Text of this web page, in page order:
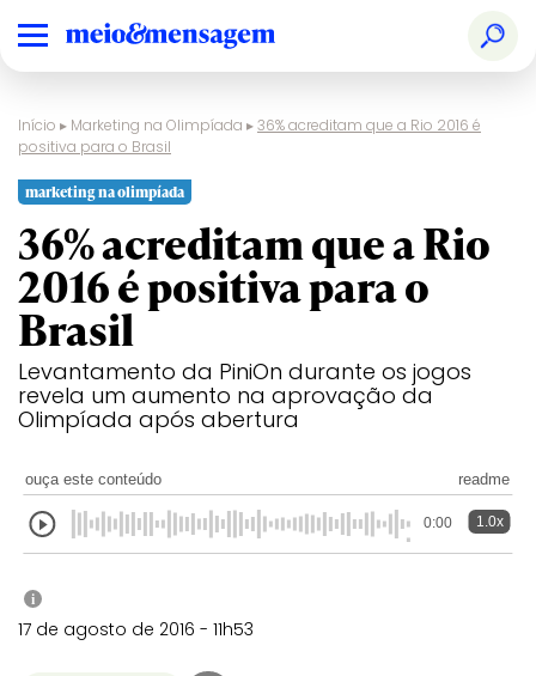
Início ▸ Marketing na Olimpíada ▸36% acreditam que a Rio 2016 é
positiva para o Brasil
marketing na olimpíada
36% acreditam que a Rio
2016 é positiva para o
Brasil
Levantamento da PiniOn durante os jogos
revela um aumento na aprovação da
Olimpíada após abertura
ouça este conteúdo readme
0:00 1.0x
i
17 de agosto de 2016 - 11h53